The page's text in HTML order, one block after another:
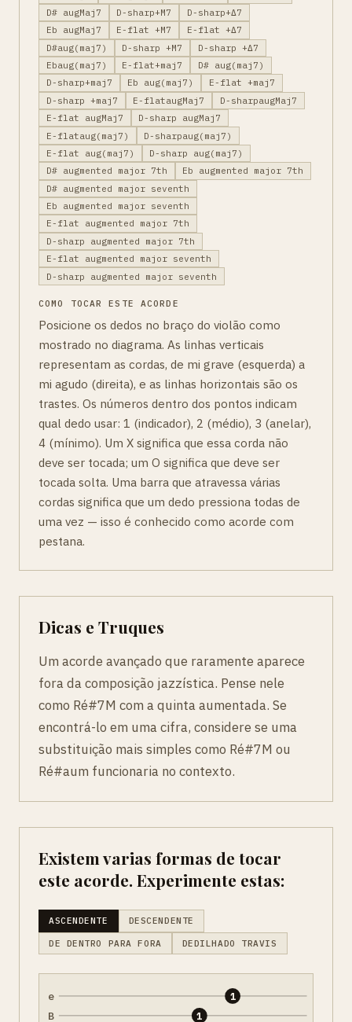
D# augMaj7
D-sharp+M7
D-sharp+Δ7
Eb augMaj7
E-flat +M7
E-flat +Δ7
D#aug(maj7)
D-sharp +M7
D-sharp +Δ7
Ebaug(maj7)
E-flat+maj7
D# aug(maj7)
D-sharp+maj7
Eb aug(maj7)
E-flat +maj7
D-sharp +maj7
E-flataugMaj7
D-sharpaugMaj7
E-flat augMaj7
D-sharp augMaj7
E-flataug(maj7)
D-sharpaug(maj7)
E-flat aug(maj7)
D-sharp aug(maj7)
D# augmented major 7th
Eb augmented major 7th
D# augmented major seventh
Eb augmented major seventh
E-flat augmented major 7th
D-sharp augmented major 7th
E-flat augmented major seventh
D-sharp augmented major seventh
COMO TOCAR ESTE ACORDE
Posicione os dedos no braço do violão como
mostrado no diagrama. As linhas verticais
representam as cordas, de mi grave (esquerda) a
mi agudo (direita), e as linhas horizontais são os
trastes. Os números dentro dos pontos indicam
qual dedo usar: 1 (indicador), 2 (médio), 3 (anelar),
4 (mínimo). Um X significa que essa corda não
deve ser tocada; um O significa que deve ser
tocada solta. Uma barra que atravessa várias
cordas significa que um dedo pressiona todas de
uma vez — isso é conhecido como acorde com
pestana.
Dicas e Truques
Um acorde avançado que raramente aparece
fora da composição jazzística. Pense nele
como Ré#7M com a quinta aumentada. Se
encontrá-lo em uma cifra, considere se uma
substituição mais simples como Ré#7M ou
Ré#aum funcionaria no contexto.
Existem varias formas de tocar
este acorde. Experimente estas:
ASCENDENTE DESCENDENTE
DE DENTRO PARA FORA DEDILHADO TRAVIS
e
B
1
1